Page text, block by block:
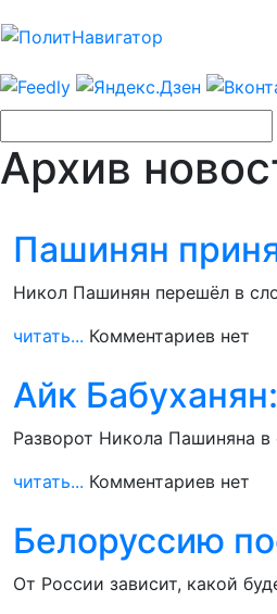
Архив
Пашинян
Никол Пашинян перешёл в
читать... Комментариев нет
Айк
Разворот Никола Пашиняна
читать... Комментариев нет
Белоруссию
От России зависит, какой